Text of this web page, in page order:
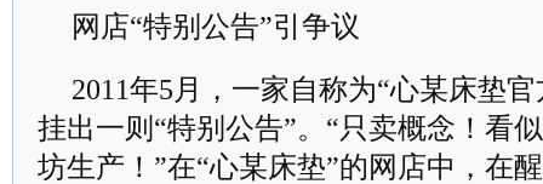
网店“特别公告”引争议
2011年5 月，一家自称为“心某床垫
挂出一则“特别公告”。 “只卖概念！看
坊生产！”在“心某床垫”的网店中，在